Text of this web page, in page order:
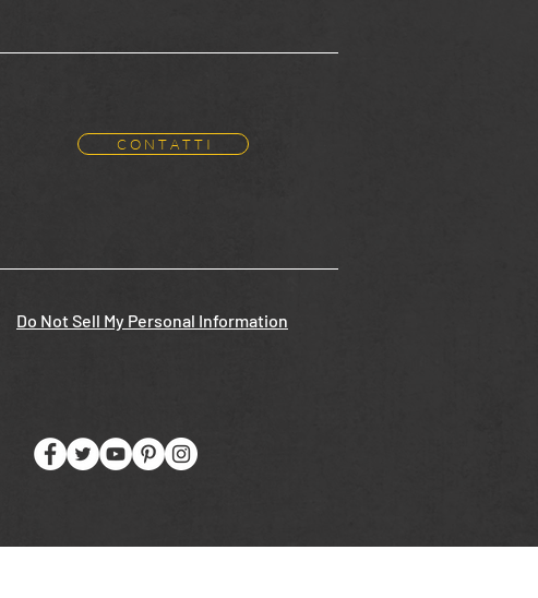
C O N T A T T I
Do Not Sell My Personal Information